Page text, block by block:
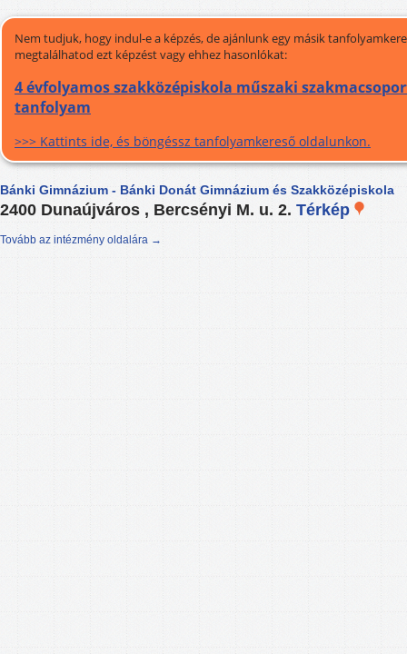
Nem tudjuk, hogy indul-e a képzés, de ajánlunk egy másik
megtalálhatod ezt képzést vagy ehhez hasonlókat:
4 évfolyamos szakközépiskola műszaki
tanfolyam
>>> Kattints ide, és böngéssz tanfolyamkereső oldalunkon.
Bánki Gimnázium - Bánki Donát Gimnázium és Szakközépiskola
2400 Dunaújváros , Bercsényi M. u. 2. Térkép
Tovább az intézmény oldalára →